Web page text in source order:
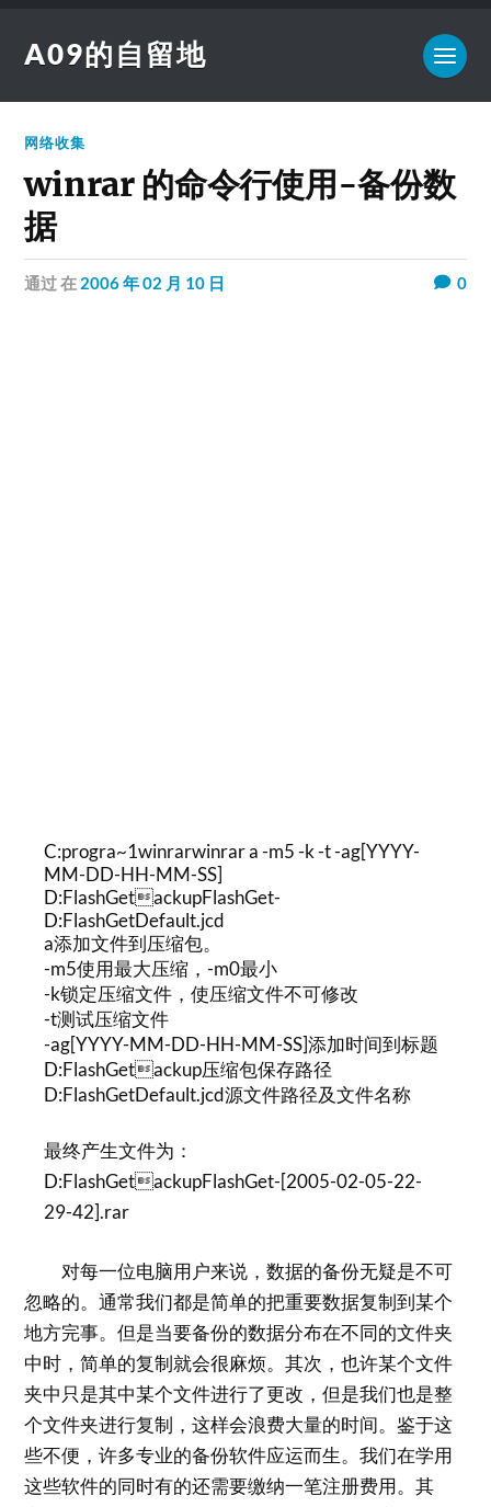
A09的自留地
网络收集
winrar 的命令行使用-备份数
据
通过在 2006 年 02 月 10 日 0
C:progra~1winrarwinrar a -m5 -k -t -ag[YYYY-
MM-DD-HH-MM-SS]
D:FlashGetackupFlashGet-
D:FlashGetDefault.jcd
a添加文件到压缩包。
-m5使用最大压缩，-m0最小
-k锁定压缩文件，使压缩文件不可修改
-t测试压缩文件
-ag[YYYY-MM-DD-HH-MM-SS]添加时间到标题
D:FlashGetackup压缩包保存路径
D:FlashGetDefault.jcd源文件路径及文件名称
最终产生文件为：
D:FlashGetackupFlashGet-[2005-02-05-22-
29-42].rar
对每一位电脑用户来说，数据的备份无疑是不可
忽略的。通常我们都是简单的把重要数据复制到某个
地方完事。但是当要备份的数据分布在不同的文件夹
中时，简单的复制就会很麻烦。其次，也许某个文件
夹中只是其中某个文件进行了更改，但是我们也是整
个文件夹进行复制，这样会浪费大量的时间。鉴于这
些不便，许多专业的备份软件应运而生。我们在学用
这些软件的同时有的还需要缴纳一笔注册费用。其